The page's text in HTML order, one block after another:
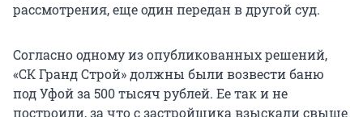
рассмотрения, еще один передан в другой суд.
Согласно одному из опубликованных решений,
«СК Гранд Строй» должны были возвести баню
под Уфой за 500 тысяч рублей. Ее так и не
построили, за что с застройщика взыскали свыше